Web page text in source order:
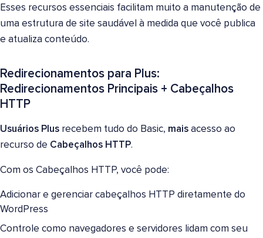
Esses recursos essenciais facilitam muito a manutenção de
uma estrutura de site saudável à medida que você publica
e atualiza conteúdo.
Redirecionamentos para Plus:
Redirecionamentos Principais + Cabeçalhos
HTTP
Usuários Plus recebem tudo do Basic, mais acesso ao
recurso de Cabeçalhos HTTP.
Com os Cabeçalhos HTTP, você pode:
Adicionar e gerenciar cabeçalhos HTTP diretamente do
WordPress
Controle como navegadores e servidores lidam com seu